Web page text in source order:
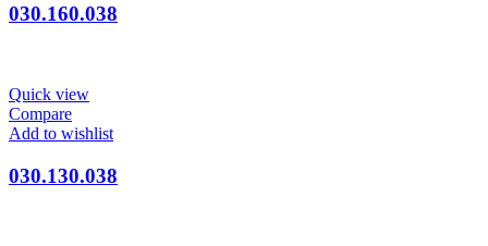
030.160.038
Quick view
Compare
Add to wishlist
030.130.038